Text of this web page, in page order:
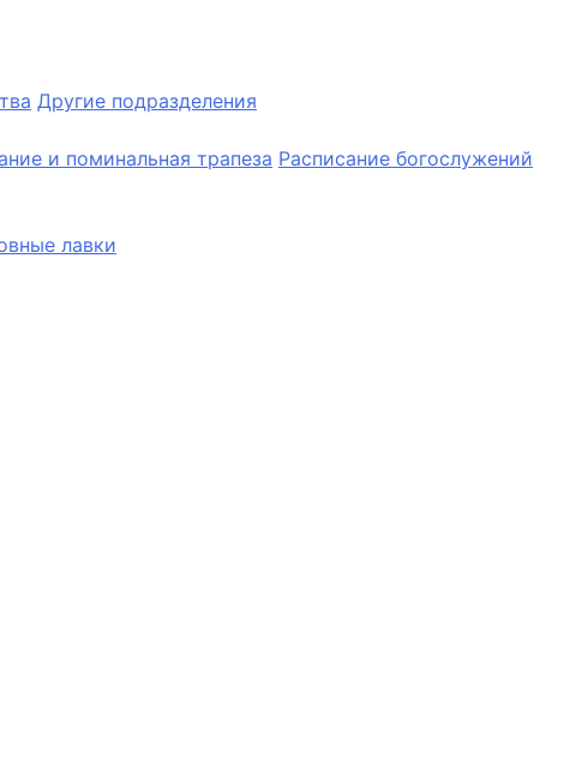
Другие подразделения
и поминальная трапеза Расписание богослужений
лавки